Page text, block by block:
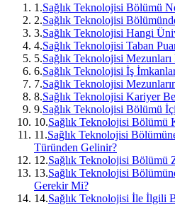
1 .Sağlık Teknolojisi Bölümü
2.Sağlık Teknolojisi
3.Sağlık Teknolojisi Hangi
4.Sağlık Teknolojisi Taban
5.Sağlık Teknolojisi Mezunları
6.Sağlık Teknolojisi İş
7.Sağlık Teknolojisi
8.Sağlık Teknolojisi Kariyer
9.Sağlık Teknolojisi Bölümü
10.Sağlık Teknolojisi Bölümü
11 .Sağlık Teknolojisi
Türünden Gelinir?
12.Sağlık Teknolojisi Bölümü
13.Sağlık Teknolojisi
Gerekir Mi?
14.Sağlık Teknolojisi İle İlgili